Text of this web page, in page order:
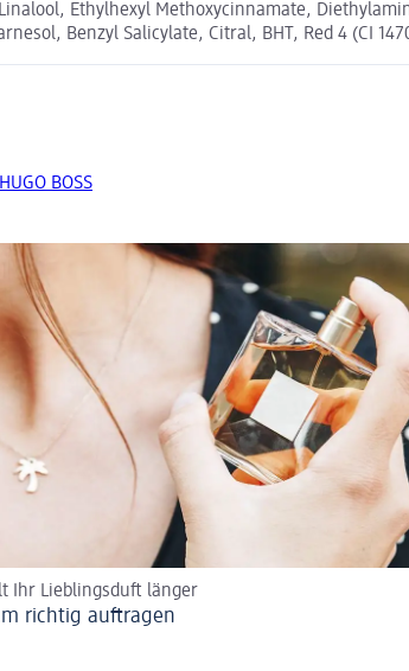
Ethylhexyl Methoxycinnamate,
Benzyl Salicylate, Citral, BHT, Red 4 (CI
BOSS
Ihr Lieblingsduft länger
richtig auftragen